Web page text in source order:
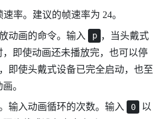
率。建议的帧速率为 24。
动画的命令。输入 p ，当头戴式
即使动画还未播放完，也可以停
，即使头戴式设备已完全启动，也至
。
输入动画循环的次数。输入 0
以